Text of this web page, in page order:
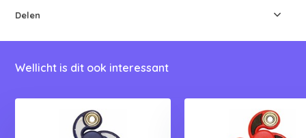
Delen
Wellicht is dit ook interessant